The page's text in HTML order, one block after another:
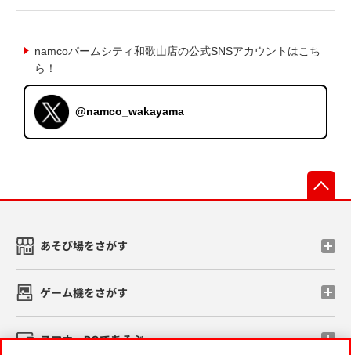
namcoパームシティ和歌山店の公式SNSアカウントはこち
ら！
@namco_wakayama
あそび場をさがす
ゲーム機をさがす
スマホ・PCであそぶ